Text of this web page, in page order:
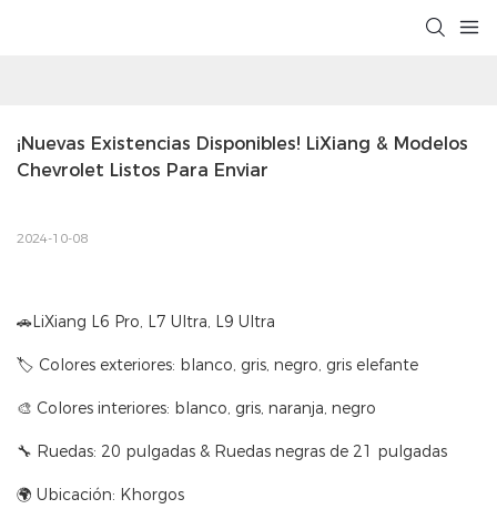
¡Nuevas Existencias Disponibles! LiXiang & Modelos
Chevrolet Listos Para Enviar
2024-10-08
🚗LiXiang L6 Pro, L7 Ultra, L9 Ultra
🏷 Colores exteriores: blanco, gris, negro, gris elefante
🎨 Colores interiores: blanco, gris, naranja, negro
🔧 Ruedas: 20 pulgadas & Ruedas negras de 21 pulgadas
🌍 Ubicación: Khorgos